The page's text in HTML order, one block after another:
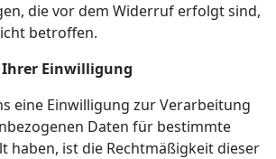
die vor dem Widerruf erfolgt sind,
betroffen.
Einwilligung
eine Einwilligung zur Verarbeitung
Daten für bestimmte
haben, ist die Rechtmäßigkeit dieser